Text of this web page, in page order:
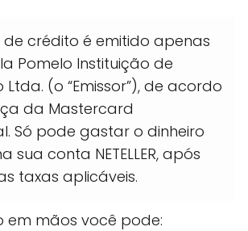
de crédito é emitido apenas
Pomelo Instituição de
(o “Emissor”), de acordo
da Mastercard
Só pode gastar o dinheiro
sua conta NETELLER, após
taxas aplicáveis.
mãos você pode: